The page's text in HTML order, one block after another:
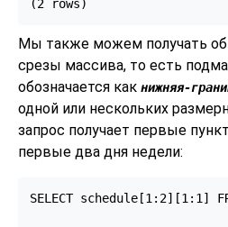
(2 rows)
Мы также можем получать
срезы массива, то есть
обозначается как нижняя-
одной или нескольких
запрос получает первые
первые два дня недели:
SELECT schedule[1:2][1:1]